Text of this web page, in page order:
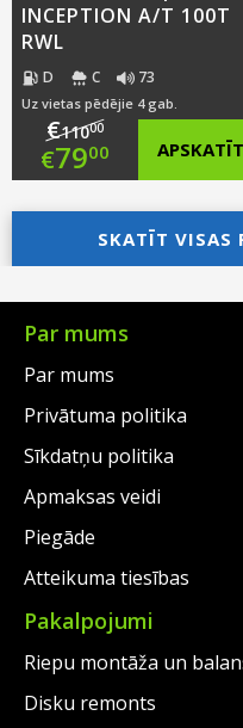
INCEPTION A/T 100T
RWL
D C 73
Uz vietas pēdējie 4 gab.
€11000
Original
price
was:
€110.00.
€7900
Current
price
is:
€79.00.
APSKATĪT
SKATĪT VISAS
Par mums
Par mums
Privātuma politika
Sīkdatņu politika
Apmaksas veidi
Piegāde
Atteikuma tiesības
Pakalpojumi
Riepu montāža un
Disku remonts